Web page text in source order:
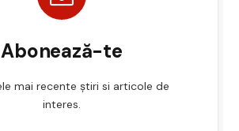
Abonează-te
mai recente știri si articole de
interes.